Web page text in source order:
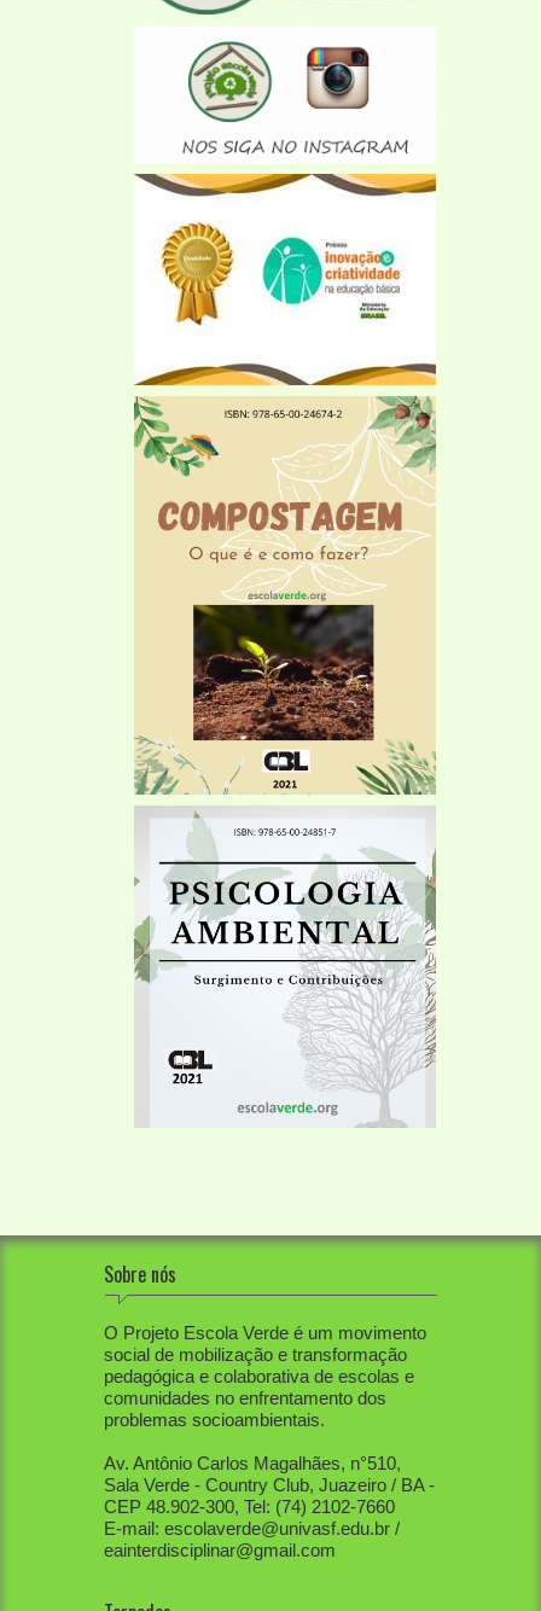
Sobre nós
O Projeto Escola Verde é um movimento
social de mobilização e transformação
pedagógica e colaborativa de escolas e
comunidades no enfrentamento dos
problemas socioambientais.
Av. Antônio Carlos Magalhães, n°510,
Sala Verde - Country Club, Juazeiro / BA -
CEP 48.902-300, Tel: (74) 2102-7660
E-mail: escolaverde@univasf.edu.br /
eainterdisciplinar@gmail.com